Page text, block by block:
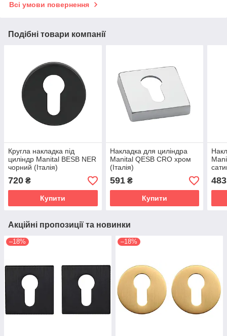
Всі умови повернення
Подібні товари компанії
Кругла накладка під
циліндр Manital BESB NER
чорний (Італія)
720 ₴
Купити
Накладка для циліндра
Manital QESB CRO хром
(Італія)
591₴
Купити
483
Акційні пропозиції та новинки
–18% –18%